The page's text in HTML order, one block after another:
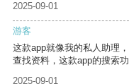
2025-09-01
游客
这款app就像我的私人助理
查找资料，这款app的搜索
2025-09-01